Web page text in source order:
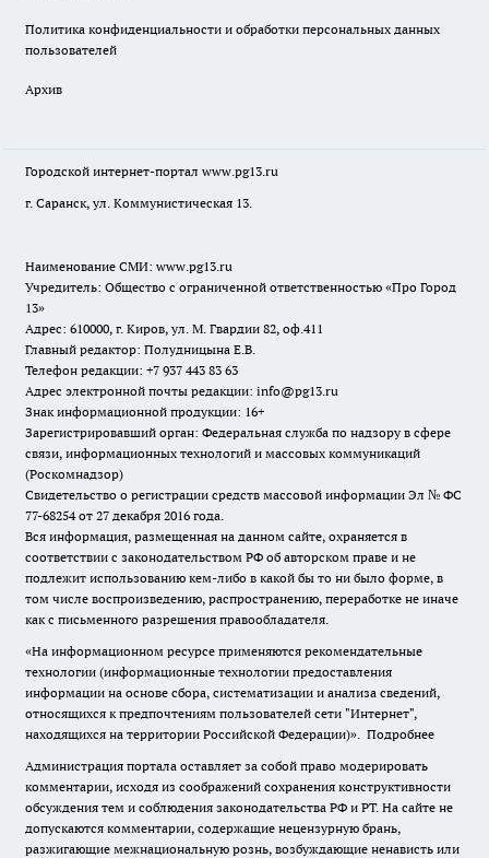
Политика конфиденциальности и обработки персональных данных
пользователей
Архив
Городской интернет-портал www.pg13.ru
г. Саранск, ул. Коммунистическая 13.
Наименование СМИ: www.pg13.ru
Учредитель: Общество с ограниченной ответственностью «Про Город
13»
Адрес: 610000, г. Киров, ул. М. Гвардии 82, оф.411
Главный редактор: Полудницына Е.В.
Телефон редакции: +7 937 443 83 63
Адрес электронной почты редакции: info@pg13.ru
Знак информационной продукции: 16+
Зарегистрировавший орган: Федеральная служба по надзору в сфере
связи, информационных технологий и массовых коммуникаций
(Роскомнадзор)
Свидетельство о регистрации средств массовой информации Эл № ФС
77-68254 от 27 декабря 2016 года.
Вся информация, размещенная на данном сайте, охраняется в
соответствии с законодательством РФ об авторском праве и не
подлежит использованию кем-либо в какой бы то ни было форме, в
том числе воспроизведению, распространению, переработке не иначе
как с письменного разрешения правообладателя.
«На информационном ресурсе применяются рекомендательные
технологии (информационные технологии предоставления
информации на основе сбора, систематизации и анализа сведений,
относящихся к предпочтениям пользователей сети "Интернет",
находящихся на территории Российской Федерации)». Подробнее
Администрация портала оставляет за собой право модерировать
комментарии, исходя из соображений сохранения конструктивности
обсуждения тем и соблюдения законодательства РФ и РТ. На сайте не
допускаются комментарии, содержащие нецензурную брань,
разжигающие межнациональную рознь, возбуждающие ненависть или